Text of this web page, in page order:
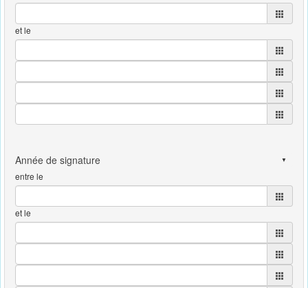
et le
entre le
et le